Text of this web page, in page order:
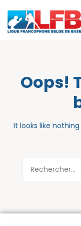
Oops!
It looks like